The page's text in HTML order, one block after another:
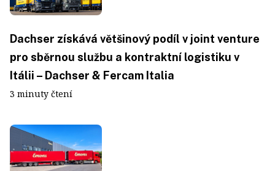
Dachser získává většinový podíl v joint venture
pro sběrnou službu a kontraktní logistiku v
Itálii – Dachser & Fercam Italia
3 minuty čtení